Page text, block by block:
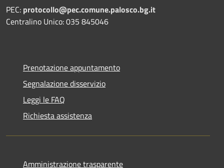
PEC: protocollo@pec.comune.palosco.bg.it
Centralino Unico: 035 845046
Prenotazione appuntamento
Segnalazione disservizio
Leggi le FAQ
Richiesta assistenza
Amministrazione trasparente